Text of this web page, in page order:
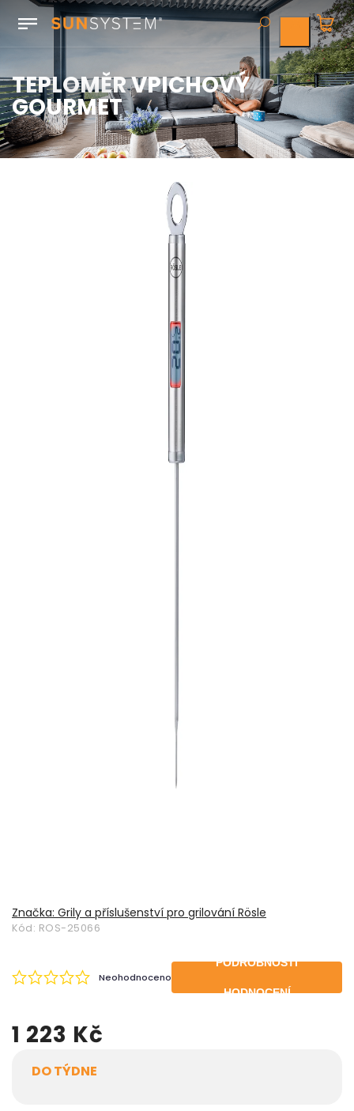
TEPLOMĚR VPICHOVÝ
GOURMET
Značka: Grily a příslušenství pro grilování Rösle
Kód: ROS-25066
Neohodnoceno
PODROBNOSTI
HODNOCENÍ
1 223 Kč
DO TÝDNE